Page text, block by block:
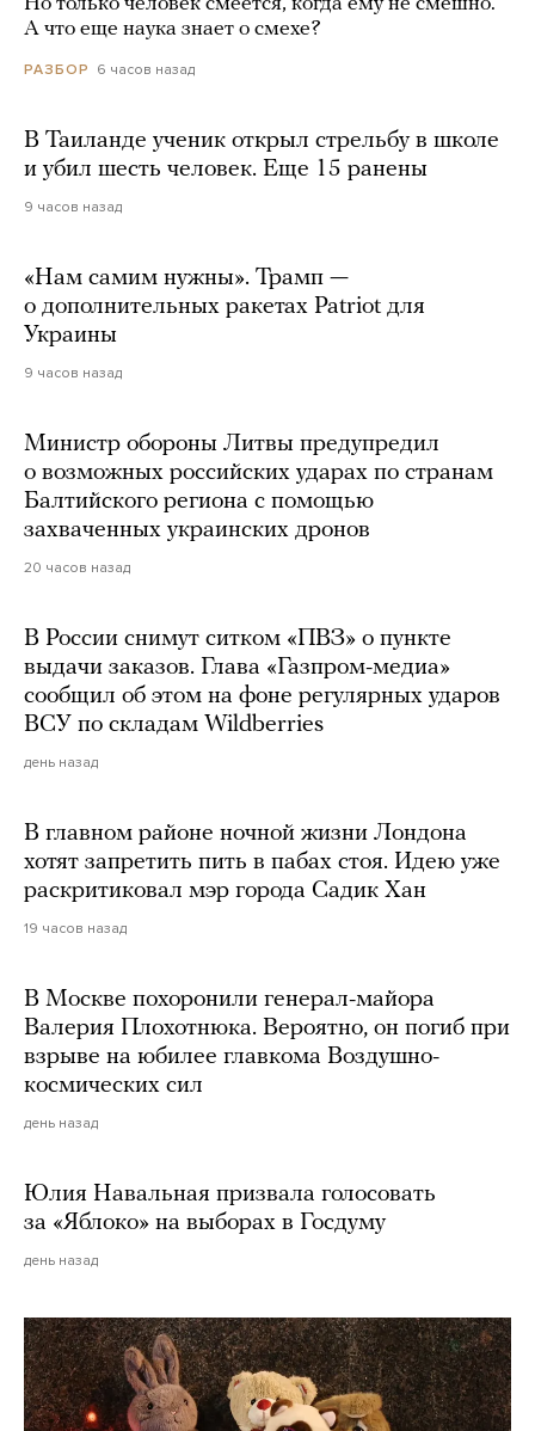
А что еще наука знает о смехе?
РАЗБОР 6 часов назад
В Таиланде ученик открыл стрельбу в школе
и убил шесть человек. Еще 15 ранены
9 часов назад
«Нам самим нужны». Трамп —
о дополнительных ракетах Patriot для
Украины
9 часов назад
Министр обороны Литвы предупредил
о возможных российских ударах по странам
Балтийского региона с помощью
захваченных украинских дронов
20 часов назад
В России снимут ситком «ПВЗ» о пункте
выдачи заказов. Глава «Газпром-медиа»
сообщил об этом на фоне регулярных ударов
ВСУ по складам Wildberries
день назад
В главном районе ночной жизни Лондона
хотят запретить пить в пабах стоя. Идею уже
раскритиковал мэр города Садик Хан
19 часов назад
В Москве похоронили генерал-майора
Валерия Плохотнюка. Вероятно, он погиб при
взрыве на юбилее главкома Воздушно-
космических сил
день назад
Юлия Навальная призвала голосовать
за «Яблоко» на выборах в Госдуму
день назад